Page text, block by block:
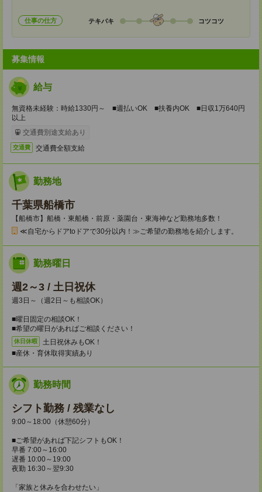
仕事の仕方 テキパキ コツコツ
募集情報
給与
無資格未経験：時給1330円～ ■週払いOK ■扶養内OK ■日収1万640円
以上
交通費別途支給あり
交通費 交通費全額支給
勤務地
千葉県船橋市
【船橋市】船橋・東船橋・前原・薬園台・東海神など勤務地多数！
≪自宅からドアtoドアで30分以内！≫ご希望の勤務地を紹介します。
勤務曜日
週2～3 / 土日祝休
週3日～（週2日～も相談OK）
■曜日固定の相談OK！
■希望の曜日があればご相談ください！
休日休暇
土日祝休みもOK！
■産休・育休取得実績あり
勤務時間
シフト勤務 / 残業なし
9:00～18:00（休憩60分）
■ご希望があれば下記シフトもOK！
早番 7:00～16:00
遅番 10:00～19:00
夜勤 16:30～翌9:30
「家族と休みを合わせたい」